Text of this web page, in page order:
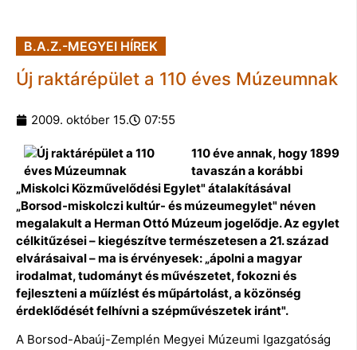
B.A.Z.-MEGYEI HÍREK
Új raktárépület a 110 éves Múzeumnak
2009. október 15. 07:55
110 éve annak, hogy 1899
tavaszán a korábbi
„Miskolci Közművelődési Egylet" átalakításával
„Borsod-miskolczi kultúr- és múzeumegylet" néven
megalakult a Herman Ottó Múzeum jogelődje. Az egylet
célkitűzései – kiegészítve természetesen a 21. század
elvárásaival – ma is érvényesek: „ápolni a magyar
irodalmat, tudományt és művészetet, fokozni és
fejleszteni a műízlést és műpártolást, a közönség
érdeklődését felhívni a szépművészetek iránt".
A Borsod-Abaúj-Zemplén Megyei Múzeumi Igazgatóság